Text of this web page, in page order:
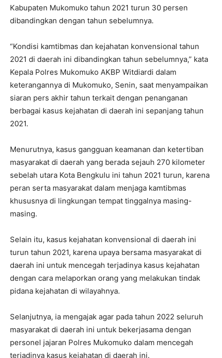
Kabupaten Mukomuko tahun 2021 turun 30 persen
dibandingkan dengan tahun sebelumnya.
“Kondisi kamtibmas dan kejahatan konvensional tahun
2021 di daerah ini dibandingkan tahun sebelumnya,” kata
Kepala Polres Mukomuko AKBP Witdiardi dalam
keterangannya di Mukomuko, Senin, saat menyampaikan
siaran pers akhir tahun terkait dengan penanganan
berbagai kasus kejahatan di daerah ini sepanjang tahun
2021.
Menurutnya, kasus gangguan keamanan dan ketertiban
masyarakat di daerah yang berada sejauh 270 kilometer
sebelah utara Kota Bengkulu ini tahun 2021 turun, karena
peran serta masyarakat dalam menjaga kamtibmas
khususnya di lingkungan tempat tinggalnya masing-
masing.
Selain itu, kasus kejahatan konvensional di daerah ini
turun tahun 2021, karena upaya bersama masyarakat di
daerah ini untuk mencegah terjadinya kasus kejahatan
dengan cara melaporkan orang yang melakukan tindak
pidana kejahatan di wilayahnya.
Selanjutnya, ia mengajak agar pada tahun 2022 seluruh
masyarakat di daerah ini untuk bekerjasama dengan
personel jajaran Polres Mukomuko dalam mencegah
terjadinya kasus kejahatan di daerah ini.